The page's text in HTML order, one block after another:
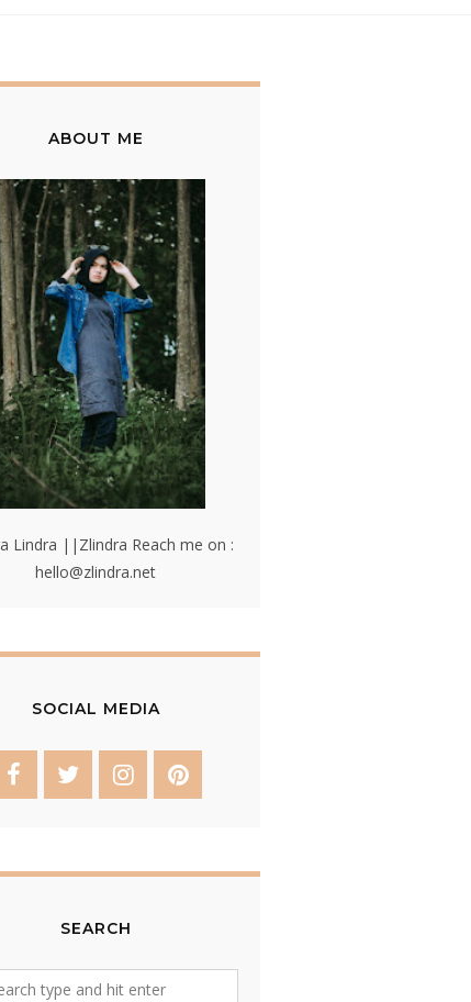
ABOUT ME
Lindra ||Zlindra Reach me on :
hello@zlindra.net
SOCIAL MEDIA
SEARCH